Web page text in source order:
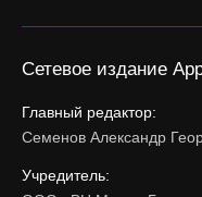
Сетевое издание
Главный редактор:
Семенов Александр
Учредитель: